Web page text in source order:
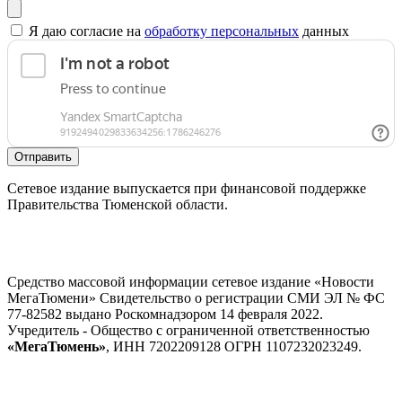
Я даю согласие на обработку персональных данных
Отправить
Сетевое издание выпускается при финансовой поддержке
Правительства Тюменской области.
Средство массовой информации сетевое издание «Новости
МегаТюмени» Свидетельство о регистрации СМИ ЭЛ № ФС
77-82582 выдано Роскомнадзором 14 февраля 2022.
Учредитель - Общество с ограниченной ответственностью
«МегаТюмень», ИНН 7202209128 ОГРН 1107232023249.